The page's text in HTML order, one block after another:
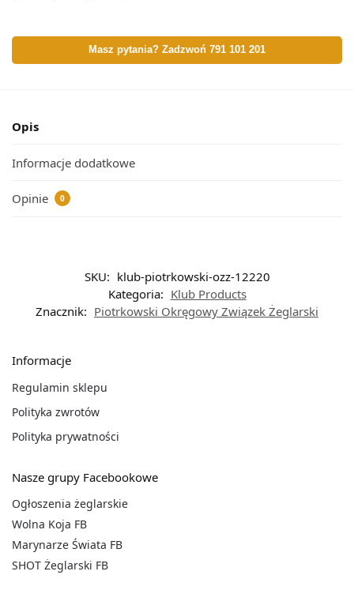
Masz pytania? Zadzwoń 791 101 201
Opis
Informacje dodatkowe
Opinie 0
SKU: klub-piotrkowski-ozz-12220
Kategoria: Klub Products
Znacznik: Piotrkowski Okręgowy Związek Żeglarski
Informacje
Regulamin sklepu
Polityka zwrotów
Polityka prywatności
Nasze grupy Facebookowe
Ogłoszenia żeglarskie
Wolna Koja FB
Marynarze Świata FB
SHOT Żeglarski FB